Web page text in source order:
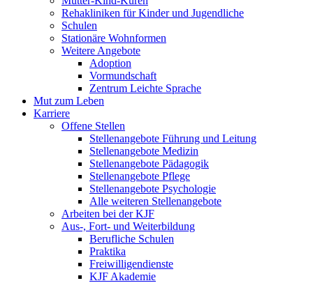
Rehakliniken für Kinder und Jugendliche
Schulen
Stationäre Wohnformen
Weitere Angebote
Adoption
Vormundschaft
Zentrum Leichte Sprache
Mut zum Leben
Karriere
Offene Stellen
Stellenangebote Führung und Leitung
Stellenangebote Medizin
Stellenangebote Pädagogik
Stellenangebote Pflege
Stellenangebote Psychologie
Alle weiteren Stellenangebote
Arbeiten bei der KJF
Aus-, Fort- und Weiterbildung
Berufliche Schulen
Praktika
Freiwilligendienste
KJF Akademie